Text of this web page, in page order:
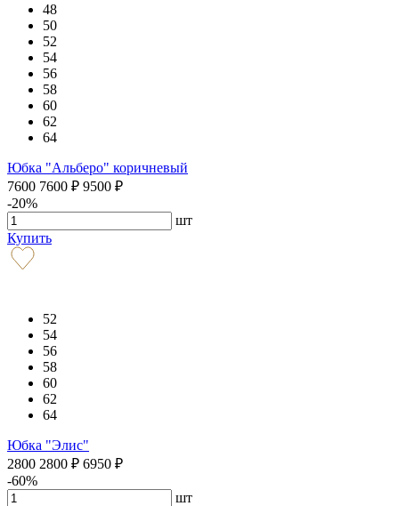
48
50
52
54
56
58
60
62
64
Юбка "Альберо" коричневый
7600 7600 ₽ 9500 ₽
-20%
шт
Купить
52
54
56
58
60
62
64
Юбка "Элис"
2800 2800 ₽ 6950 ₽
-60%
шт